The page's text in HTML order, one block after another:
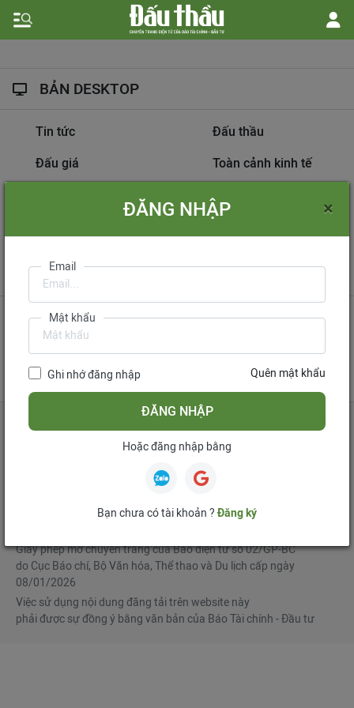
BẢN DESKTOP
Tin tức Đấu thầu
Đấu giá Toàn cảnh kinh tế
Dự án đầu tư
Information on
International Tendering
Gửi phản hồi
Liên hệ quảng cáo
Liên hệ đặt báo
tử
Mua bản tin điện tử
Đăng ký diễn đàn
Ngô Chí Tùng Lê Trọng Minh
Giấy phép mở chuyên trang của Báo điện tử số 02/GP-BC
do Cục Báo chí, Bộ Văn hóa, Thể thao và Du lịch cấp ngày
08/01/2026
Việc sử dụng nội dung đăng tải trên website này
phải được sự đồng ý bằng văn bản của Báo Tài chính - Đầu tư
ĐĂNG NHẬP ×
Email
Mật khẩu
Ghi nhớ đăng nhập Quên mật khẩu
ĐĂNG NHẬP
Hoặc đăng nhập bằng
Bạn chưa có tài khoản ?Đăng ký